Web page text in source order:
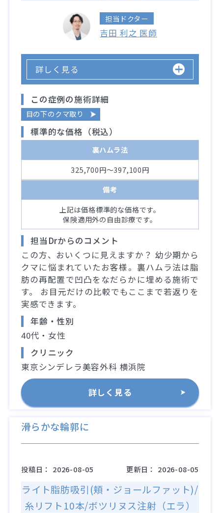
担当ドクター
吉田 利之 医師
詳しく見る
この症例の施術詳細
目の下のクマ取り
標準的な価格（税込）
裏ハムラ法
325,700円～397,100円
備考
上記は価格標準的な価格です。
保険適用外の自由診療です。
担当Drからのコメント
この方、おいくつに見えますか？ 幼少期から
クマに悩まれていたお客様。裏ハムラ法は脂
肪の再配置で凹凸をなだらかに埋める施術で
す。 お目元だけの比較でもここまで若返りを
実感できます。
年齢・性別
40代・女性
クリニック
東京シンデレラ美容外科 横浜院
詳しく見る
滑らかな輪郭に
投稿日： 2026-08-05 更新日： 2026-08-05
ライト脂肪吸引(頬・ジョールファット)/
糸リフト10本/ボツリヌス注射（エラ）